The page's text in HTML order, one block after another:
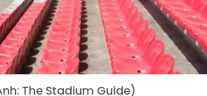
The Stadium Guide)